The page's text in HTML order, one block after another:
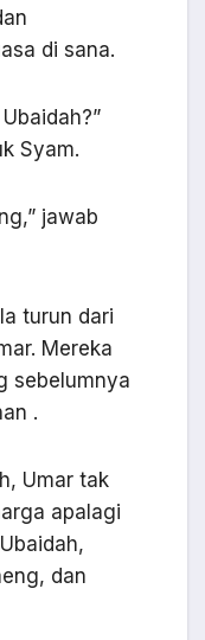
di sana.
Syam.
jawab
turun dari
Mereka
sebelumnya
.
Umar tak
apalagi
dan